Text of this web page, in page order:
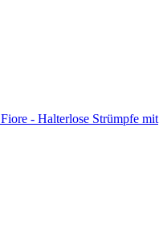
Fiore - Halterlose Strümpfe mit